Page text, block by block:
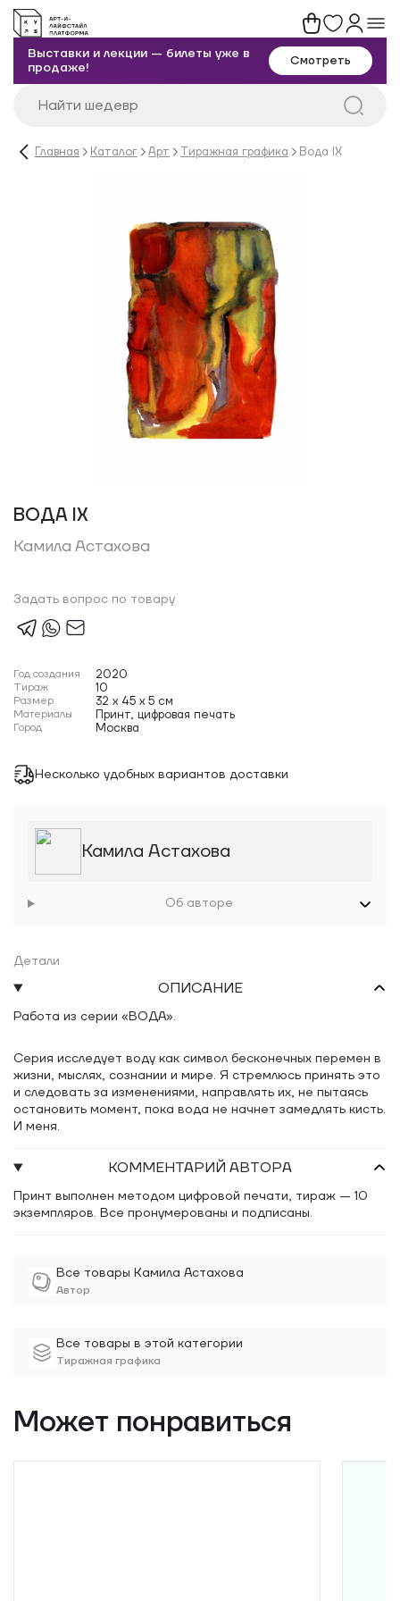
Выставки и лекции — билеты уже в
продаже!
Смотреть
Главная Каталог Арт Тиражная графика Вода IX
ВОДА IX
Камила Астахова
Задать вопрос по товару
Год создания 2020
Тираж 10
Размер 32 x 45 x 5 см
Материалы Принт, цифровая печать
Город Москва
Несколько удобных вариантов доставки
Все товары Камила Астахова
Автор
Все товары в этой категории
Тиражная графика
Камила Астахова
Об авторе
Детали
ОПИСАНИЕ
Работа из серии «ВОДА».
Серия исследует воду как символ бесконечных перемен в
жизни, мыслях, сознании и мире. Я стремлюсь принять это
и следовать за изменениями, направлять их, не пытаясь
остановить момент, пока вода не начнет замедлять кисть.
И меня.
КОММЕНТАРИЙ АВТОРА
Принт выполнен методом цифровой печати, тираж — 10
экземпляров. Все пронумерованы и подписаны.
Может понравиться